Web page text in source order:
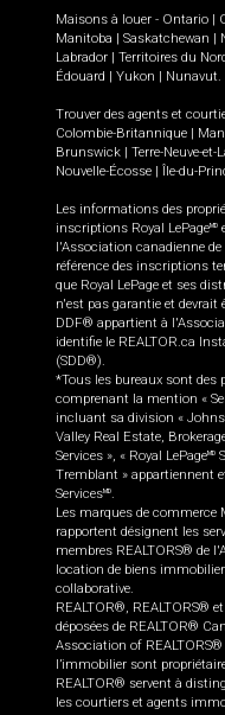
Maisons à louer - Ontario
Manitoba
Saskatchewan
Labrador
Territoires du
Édouard
Yukon Nunavut.
Trouver des agents et
Colombie-Britannique
Brunswick
Terre-Neuve-et-
Nouvelle-Écosse
Île-du-
Les informations des
inscriptions Royal LePageMD
l'Association canadienne
référence des inscriptions
que Royal LePage et ses
n'est pas garantie et devrait
DDF® appartient à
identifie le REALTOR.ca
(SDD®).
*Tous les bureaux sont des
comprenant la mention «
incluant sa division «
Valley Real Estate,
Services », « Royal LePageMD
Tremblant » appartiennent
ServicesMD.
Les marques de
rapportent désignent les
membres REALTORS® de
location de biens
collaborative.
REALTOR®, REALTORS®
déposées de REALTOR®
Association of
l’immobilier sont
REALTOR® servent à
les courtiers et agents